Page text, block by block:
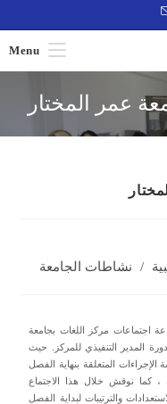
Menu
عمر المختار
/ نشاطات الجامعة
الأحد الموافق 24. 10. 2021م بقاعة اجتماعات مركز اللغات بجامعة
المدير التنفيذي للمركز. حيث
الإجراءات المتعلقة بنهاية الفصل
، كما نوقش خلال هذا الاجتماع
والترتيبات لبداية الفصل